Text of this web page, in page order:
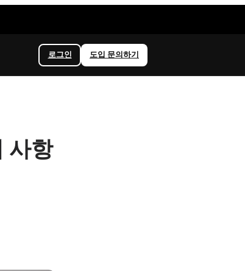
로그인 도입 문의하기
사항